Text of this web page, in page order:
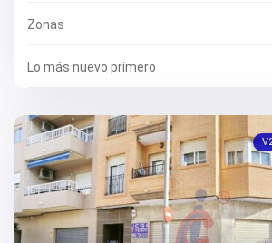
Zonas
Lo más nuevo primero